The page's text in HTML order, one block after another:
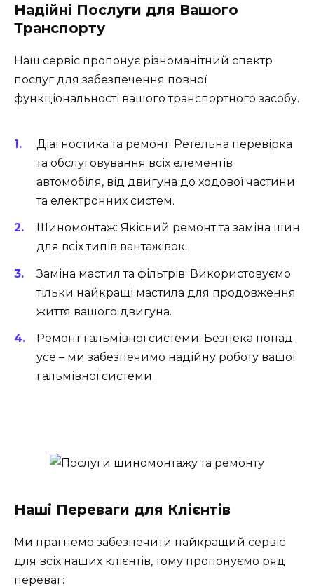
Надійні Послуги для Вашого
Транспорту
Наш сервіс пропонує різноманітний спектр
послуг для забезпечення повної
функціональності вашого транспортного засобу.
Діагностика та ремонт: Ретельна перевірка
та обслуговування всіх елементів
автомобіля, від двигуна до ходової частини
та електронних систем.
Шиномонтаж: Якісний ремонт та заміна шин
для всіх типів вантажівок.
Заміна мастил та фільтрів: Використовуємо
тільки найкращі мастила для продовження
життя вашого двигуна.
Ремонт гальмівної системи: Безпека понад
усе – ми забезпечимо надійну роботу вашої
гальмівної системи.
Наші Переваги для Клієнтів
Ми прагнемо забезпечити найкращий сервіс
для всіх наших клієнтів, тому пропонуємо ряд
переваг: